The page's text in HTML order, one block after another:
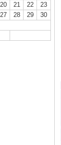
20 21 22
23
27 28 29
30